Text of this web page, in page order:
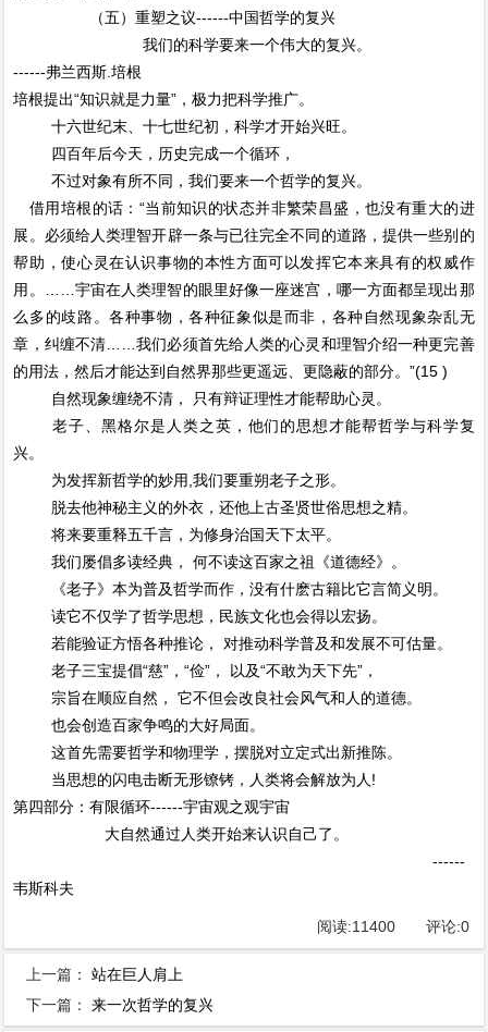
（五）重塑之议------中国哲学的复兴
我们的科学要来一个伟大的复兴。
------弗兰西斯.培根
培根提出“知识就是力量”，极力把科学推广。
十六世纪末、十七世纪初，科学才开始兴旺。
四百年后今天，历史完成一个循环，
不过对象有所不同，我们要来一个哲学的复兴。
借用培根的话：“当前知识的状态并非繁荣昌盛，也没有重大的进
展。必须给人类理智开辟一条与已往完全不同的道路，提供一些别的
帮助，使心灵在认识事物的本性方面可以发挥它本来具有的权威作
用。……宇宙在人类理智的眼里好像一座迷宫，哪一方面都呈现出那
么多的歧路。各种事物，各种征象似是而非，各种自然现象杂乱无
章，纠缠不清……我们必须首先给人类的心灵和理智介绍一种更完善
的用法，然后才能达到自然界那些更遥远、更隐蔽的部分。”(15 )
自然现象缠绕不清， 只有辩证理性才能帮助心灵。
老子、黑格尔是人类之英，他们的思想才能帮哲学与科学复
兴。
为发挥新哲学的妙用,我们要重朔老子之形。
脱去他神秘主义的外衣，还他上古圣贤世俗思想之精。
将来要重释五千言，为修身治国天下太平。
我们屡倡多读经典， 何不读这百家之祖《道德经》。
《老子》本为普及哲学而作，没有什麽古籍比它言简义明。
读它不仅学了哲学思想，民族文化也会得以宏扬。
若能验证方悟各种推论， 对推动科学普及和发展不可估量。
老子三宝提倡“慈”，“俭”， 以及“不敢为天下先”，
宗旨在顺应自然， 它不但会改良社会风气和人的道德。
也会创造百家争鸣的大好局面。
这首先需要哲学和物理学，摆脱对立定式出新推陈。
当思想的闪电击断无形镣铐，人类将会解放为人!
第四部分：有限循环------宇宙观之观宇宙
大自然通过人类开始来认识自己了。
------
韦斯科夫
阅读:11400评论:0
上一篇：站在巨人肩上
下一篇：来一次哲学的复兴